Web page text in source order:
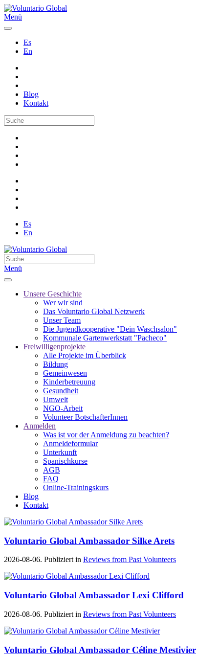
Menü
Es
En
Blog
Kontakt
Es
En
Menü
Unsere Geschichte
Wer wir sind
Das Voluntario Global Netzwerk
Unser Team
Die Jugendkooperative "Dein Waschsalon"
Kommunale Gartenwerkstatt "Pacheco"
Freiwilligenprojekte
Alle Projekte im Überblick
Bildung
Gemeinwesen
Kinderbetreuung
Gesundheit
Umwelt
NGO-Arbeit
Volunteer BotschafterInnen
Anmelden
Was ist vor der Anmeldung zu beachten?
Anmeldeformular
Unterkunft
Spanischkurse
AGB
FAQ
Online-Trainingskurs
Blog
Kontakt
Voluntario Global Ambassador Silke Arets
2026-08-06. Publiziert in Reviews from Past Volunteers
Voluntario Global Ambassador Lexi Clifford
2026-08-06. Publiziert in Reviews from Past Volunteers
Voluntario Global Ambassador Céline Mestivier